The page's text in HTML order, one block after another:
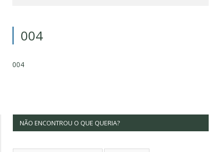
004
004
NÃO ENCONTROU O QUE QUERIA?